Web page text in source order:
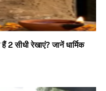
2 सीधी रेखाएं? जानें धार्मिक